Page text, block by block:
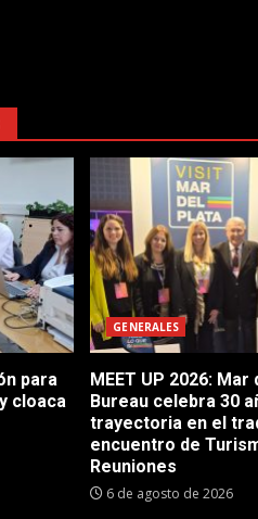
para
cloaca
GENERALES
MEET UP 2026: Mar
Bureau celebra 30
trayectoria en el
encuentro de
Reuniones
6 de agosto de 2026